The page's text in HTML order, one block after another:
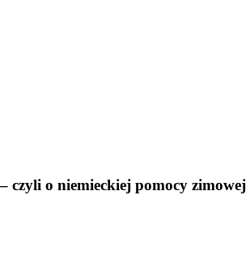
o niemieckiej pomocy zimowej